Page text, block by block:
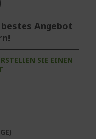
Angebot
SIE EINEN